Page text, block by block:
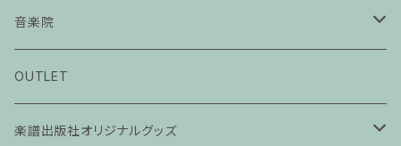
音楽院
ピアノ科３０分レッスン
ピアノ科４５分レッスン
OUTLET
楽譜出版社オリジナルグッズ